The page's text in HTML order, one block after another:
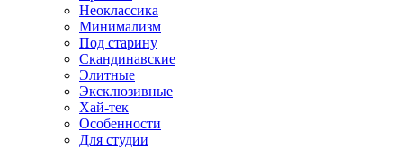
Неоклассика
Минимализм
Под старину
Скандинавские
Элитные
Эксклюзивные
Хай-тек
Особенности
Для студии